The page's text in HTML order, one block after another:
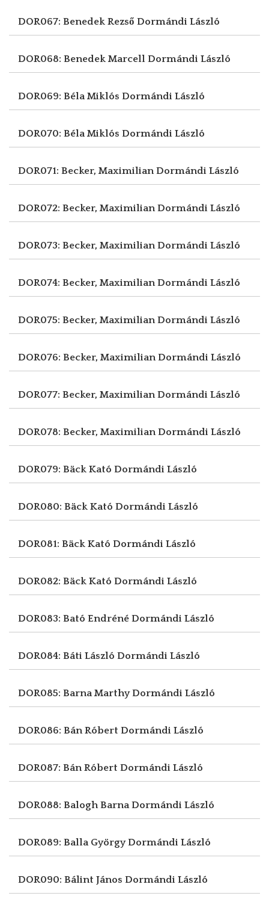
DOR067: Benedek Rezső Dormándi László
DOR068: Benedek Marcell Dormándi László
DOR069: Béla Miklós Dormándi László
DOR070: Béla Miklós Dormándi László
DOR071: Becker, MaximilianDormándi László
DOR072: Becker, MaximilianDormándi László
DOR073: Becker, MaximilianDormándi László
DOR074: Becker, MaximilianDormándi László
DOR075: Becker, MaximilianDormándi László
DOR076: Becker, MaximilianDormándi László
DOR077: Becker, MaximilianDormándi László
DOR078: Becker, MaximilianDormándi László
DOR079: Bäck Kató Dormándi László
DOR080: Bäck Kató Dormándi László
DOR081: Bäck Kató Dormándi László
DOR082: Bäck Kató Dormándi László
DOR083: Bató Endréné Dormándi László
DOR084: Báti László Dormándi László
DOR085: Barna MarthyDormándi László
DOR086: Bán Róbert Dormándi László
DOR087: Bán Róbert Dormándi László
DOR088: Balogh BarnaDormándi László
DOR089: Balla GyörgyDormándi László
DOR090: Bálint János Dormándi László